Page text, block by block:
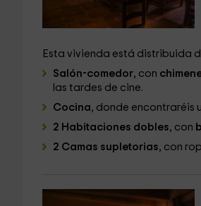
Esta vivienda está distribuida
Salón-comedor, con
las tardes de cine.
Cocina, donde encontraréis
2 Habitaciones dobles, con
2 Camas supletorias, con